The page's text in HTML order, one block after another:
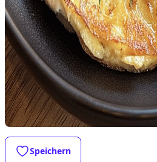
Speichern